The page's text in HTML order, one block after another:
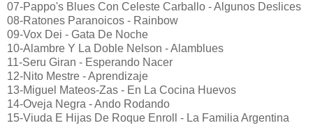
07-Pappo's Blues Con Celeste Carballo - Algunos Deslices
08-Ratones Paranoicos - Rainbow
09-Vox Dei - Gata De Noche
10-Alambre Y La Doble Nelson - Alamblues
11-Seru Giran - Esperando Nacer
12-Nito Mestre - Aprendizaje
13-Miguel Mateos-Zas - En La Cocina Huevos
14-Oveja Negra - Ando Rodando
15-Viuda E Hijas De Roque Enroll - La Familia Argentina